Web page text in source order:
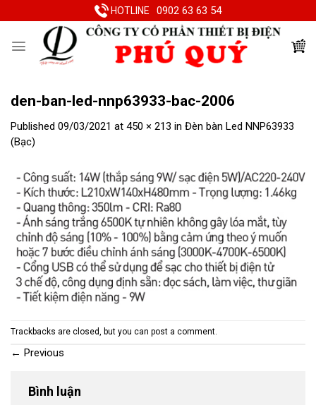
to
HOTLINE 0902 63 63 54
den-ban-led-nnp63933-bac-2006
Published 09/03/2021 at 450 × 213 in Đèn bàn Led NNP63933
(Bạc)
Trackbacks are closed, but you can post a comment.
← Previous
Bình luận